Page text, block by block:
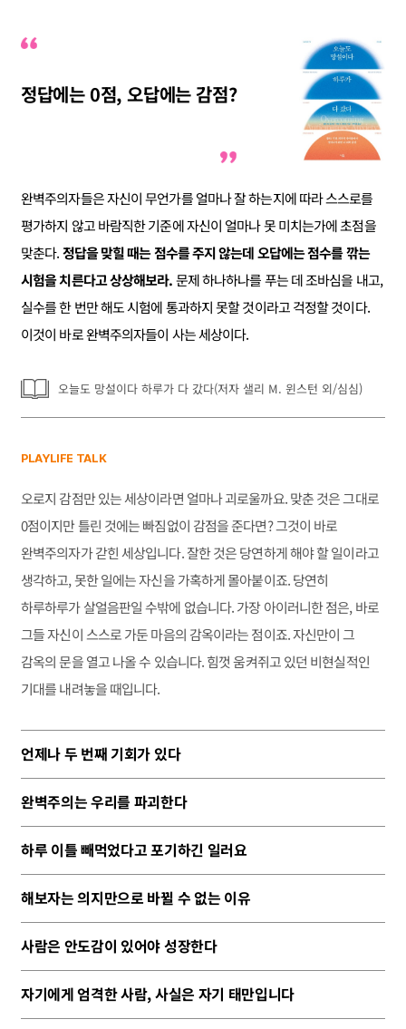
정답에는 0점, 오답에는 감점?
완벽주의자들은 자신이 무언가를 얼마나 잘 하는지에 따라 스스로를
평가하지 않고 바람직한 기준에 자신이 얼마나 못 미치는가에 초점을
맞춘다.정답을 맞힐 때는 점수를 주지 않는데 오답에는 점수를 깎는
시험을 치른다고 상상해보라.문제 하나하나를 푸는 데 조바심을 내고,
실수를 한 번만 해도 시험에 통과하지 못할 것이라고 걱정할 것이다.
이것이 바로 완벽주의자들이 사는 세상이다.
오늘도 망설이다 하루가 다 갔다(저자 샐리 M. 윈스턴 외/심심)
PLAYLIFE TALK
오로지 감점만 있는 세상이라면 얼마나 괴로울까요. 맞춘 것은 그대로
0점이지만 틀린 것에는 빠짐없이 감점을 준다면? 그것이 바로
완벽주의자가 갇힌 세상입니다. 잘한 것은 당연하게 해야 할 일이라고
생각하고, 못한 일에는 자신을 가혹하게 몰아붙이죠. 당연히
하루하루가 살얼음판일 수밖에 없습니다. 가장 아이러니한 점은, 바로
그들 자신이 스스로 가둔 마음의 감옥이라는 점이죠. 자신만이 그
감옥의 문을 열고 나올 수 있습니다. 힘껏 움켜쥐고 있던 비현실적인
기대를 내려놓을 때입니다.
언제나 두 번째 기회가 있다
완벽주의는 우리를 파괴한다
하루 이틀 빼먹었다고 포기하긴 일러요
해보자는 의지만으로 바뀔 수 없는 이유
사람은 안도감이 있어야 성장한다
자기에게 엄격한 사람, 사실은 자기 태만입니다